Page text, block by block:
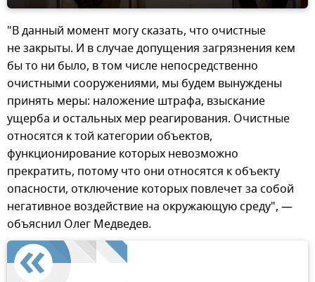
"В данный момент могу сказать, что очистные
не закрыты. И в случае допущения загрязнения кем
бы то ни было, в том числе непосредственно
очистными сооружениями, мы будем вынуждены
принять меры: наложение штрафа, взыскание
ущерба и остальных мер реагирования. Очистные
относятся к той категории объектов,
функционирование которых невозможно
прекратить, потому что они относятся к объекту
опасности, отключение которых повлечет за собой
негативное воздействие на окружающую среду", —
объяснил Олег Медведев.